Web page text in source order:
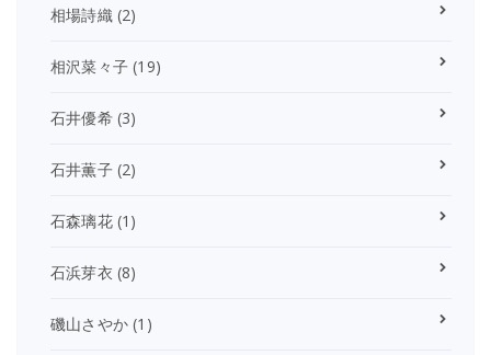
相場詩織(2)
相沢菜々子 (19)
石井優希(3)
石井薫子(2)
石森璃花(1)
石浜芽衣 (8)
磯山さやか (1)